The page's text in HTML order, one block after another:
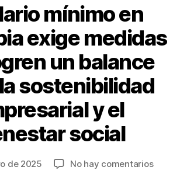
mínimo en
exige medidas
un balance
sostenibilidad
y el
social
de 2025 No hay comentariosen